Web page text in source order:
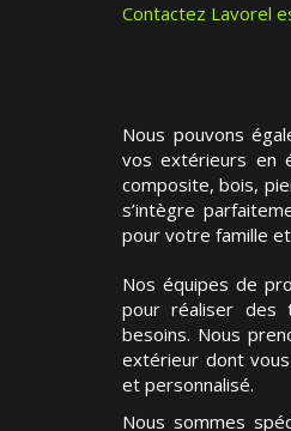
Contactez Lavorel
Nous pouvons
vos extérieurs en
composite, bois,
s’intègre
pour votre famille
Nos équipes de
pour réaliser des
besoins. Nous
extérieur dont
et personnalisé.
Nous sommes